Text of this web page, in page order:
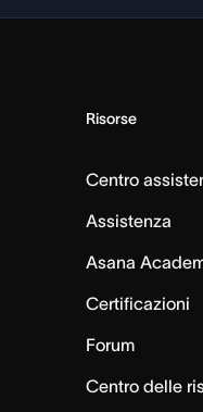
Risorse
Centro
Assistenza
Asana
Certificazioni
Forum
Centro delle